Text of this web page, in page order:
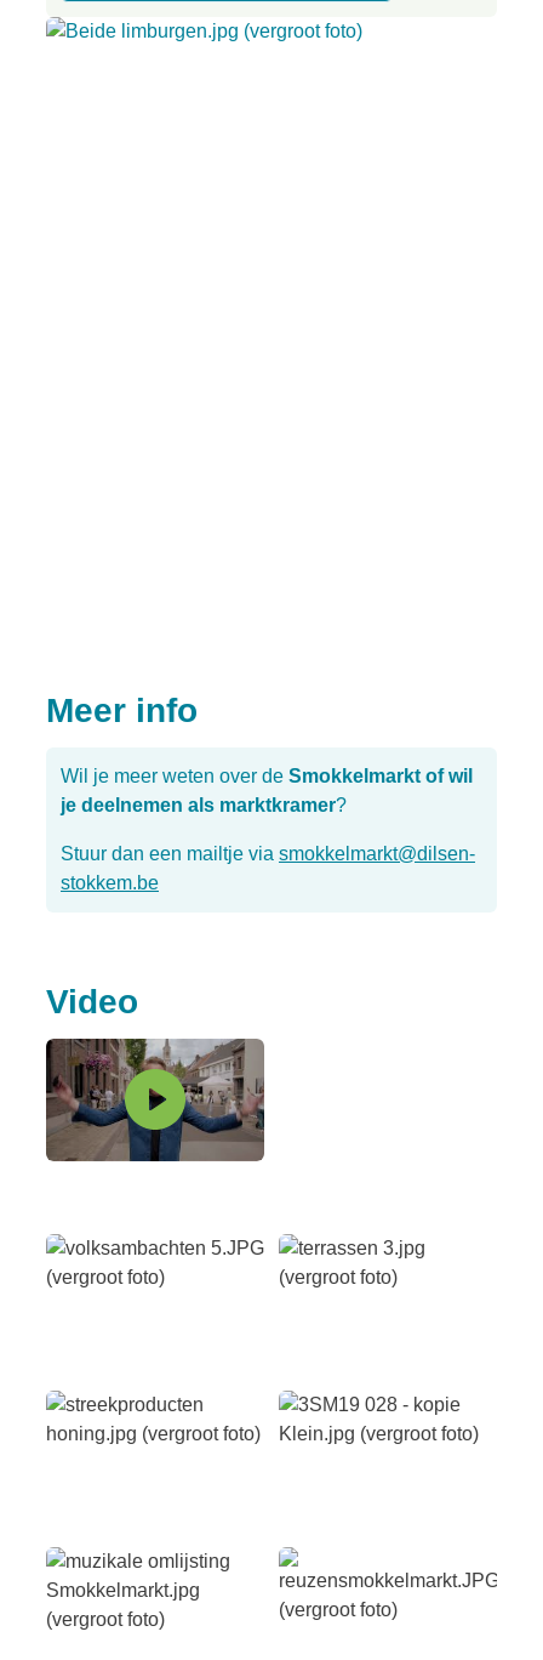
Meer info
Wil je meer weten over de Smokkelmarkt of wil
je deelnemen als marktkramer?
Stuur dan een mailtje via smokkelmarkt@dilsen-
stokkem.be
Video